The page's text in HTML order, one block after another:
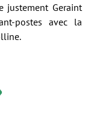
justement Geraint
postes avec la